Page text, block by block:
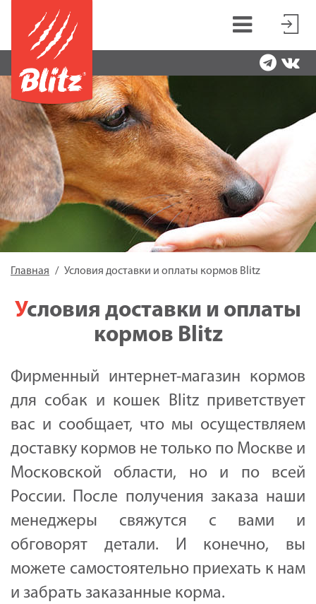
Главная Условия доставки и оплаты кормов Blitz
Условия доставки и оплаты
кормов Blitz
Фирменный интернет-магазин кормов
для собак и кошек Blitz приветствует
вас и сообщает, что мы осуществляем
доставку кормов не только по Москве и
Московской области, но и по всей
России. После получения заказа наши
менеджеры свяжутся с вами и
обговорят детали. И конечно, вы
можете самостоятельно приехать к нам
и забрать заказанные корма.